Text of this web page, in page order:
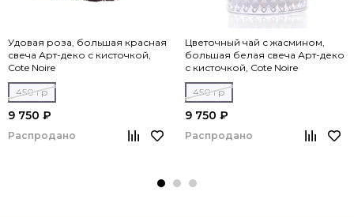
Удовая роза, большая красная
свеча Арт-деко с кисточкой,
Cote Noire
450 гр
9 750 ₽
Распродано
Цветочный чай с жасмином,
большая белая свеча Арт-деко
с кисточкой, Cote Noire
450 гр
9 750 ₽
Распродано